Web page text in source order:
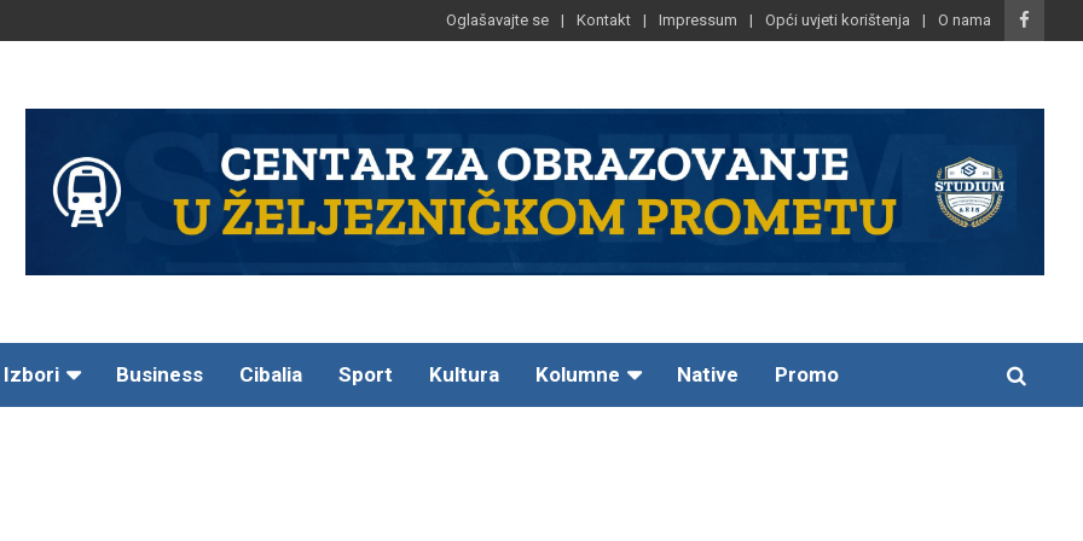
Oglašavajte se Kontakt Impressum Opći uvjeti korištenja O nama
Izbori Business Cibalia Sport Kultura Kolumne Native Promo